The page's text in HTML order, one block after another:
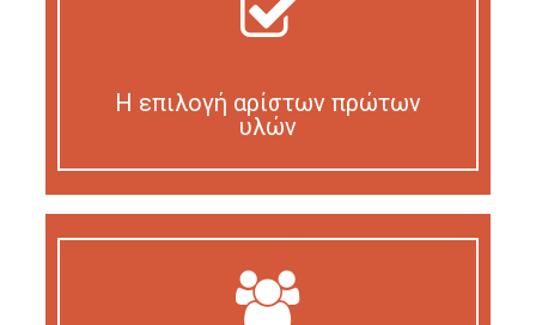
Η επιλογή αρίστων πρώτων
υλών